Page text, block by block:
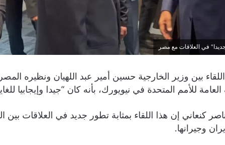
في العلاقات مع مصر
اللقاء بين وزير الخارجية حسين أمير عبد اللهيان ونظيره
للأمم المتحدة في نيويورك، بأنه كان “جيدا وإيجابيا
كنعاني إن هذا اللقاء بمثابة تطور جديد في العلاقات بين
وجيرانها.